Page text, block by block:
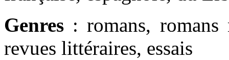
Genres : romans, romans
revues littéraires, essais